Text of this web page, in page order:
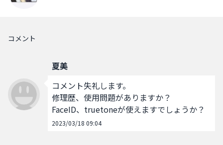
コメント
夏美
コメント失礼します。
修理歴、使用問題がありますか？
FaceID、truetoneが使えますでしょうか？
2023/03/18 09:04